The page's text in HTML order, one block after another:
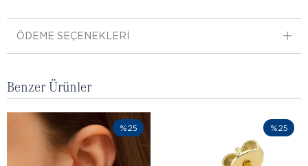
ÖDEME SEÇENEKLERI
Benzer Ürünler
%25 %25